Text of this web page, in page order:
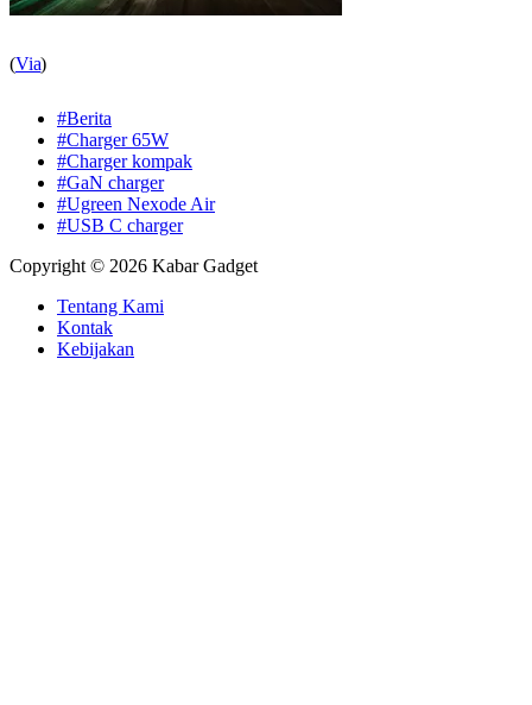
(Via)
#Berita
#Charger 65W
#Charger kompak
#GaN charger
#Ugreen Nexode Air
#USB C charger
Copyright © 2026 Kabar Gadget
Tentang Kami
Kontak
Kebijakan